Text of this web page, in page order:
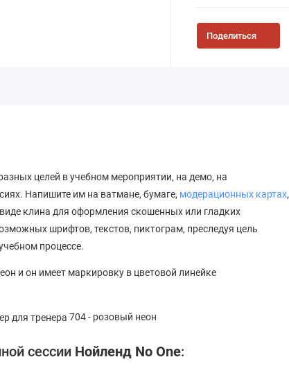
Поделиться
целей в учебном мероприятии, на демо, на
Напишите им на ватмане, бумаге, модерационных картах,
клина для оформления скошенных или гладких
шрифтов, текстов, пиктограм, преследуя цель
процессе.
и он имеет маркировку в цветовой линейке
704 - розовый неон
сессии Нойленд No One: